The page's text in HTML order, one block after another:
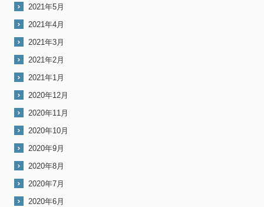
2021年5月
2021年4月
2021年3月
2021年2月
2021年1月
2020年12月
2020年11月
2020年10月
2020年9月
2020年8月
2020年7月
2020年6月